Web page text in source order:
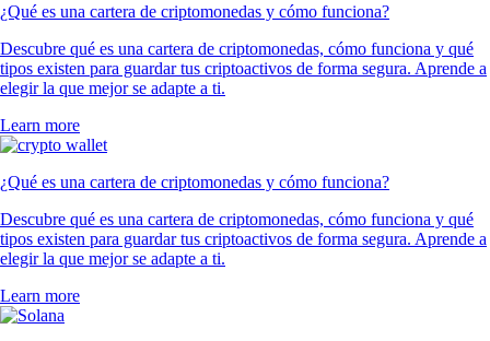
¿Qué es una cartera de criptomonedas y cómo funciona?
Descubre qué es una cartera de criptomonedas, cómo funciona y qué
tipos existen para guardar tus criptoactivos de forma segura. Aprende a
elegir la que mejor se adapte a ti.
Learn more
¿Qué es una cartera de criptomonedas y cómo funciona?
Descubre qué es una cartera de criptomonedas, cómo funciona y qué
tipos existen para guardar tus criptoactivos de forma segura. Aprende a
elegir la que mejor se adapte a ti.
Learn more